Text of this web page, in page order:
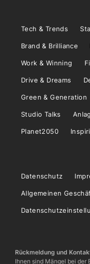
Tech & Trends
Brand & Brilliance
Work & Winning
Drive & Dreams
Green & Generation
Studio Talks
Planet2050
Datenschutz
Allgemeinen
Rückmeldung und
Ihnen sind Mängel bei